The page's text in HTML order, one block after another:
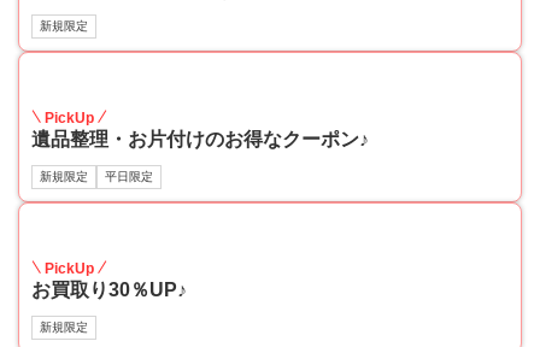
新規限定
PickUp
遺品整理・お片付けのお得なクーポン♪
新規限定 平日限定
PickUp
お買取り30％UP♪
新規限定